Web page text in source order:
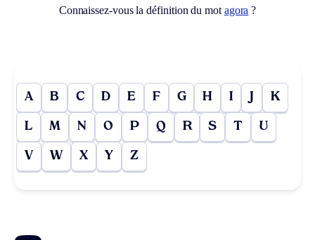
Connaissez-vous la définition du mot agora ?
A B C D E F G H I J K
L M N O P Q R S T U
V W X Y Z